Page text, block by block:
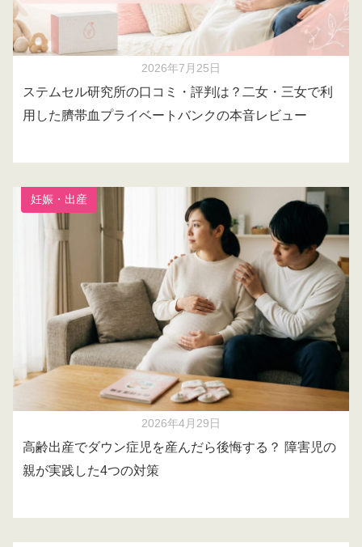
2026年7月25日
ステムセル研究所の口コミ・評判は？二女・三女で利
用した臍帯血プライベートバンクの本音レビュー
妊娠・出産
2026年4月29日
高齢出産でダウン症児を産んだら後悔する？ 障害児の
親が実践した4つの対策